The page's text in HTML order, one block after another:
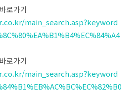
로가기
main_search.asp?keyword
로가기
main_search.asp?keyword